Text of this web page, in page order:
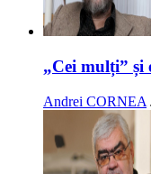
„Cei mulți” și
Andrei CORNEA